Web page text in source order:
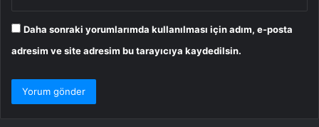
Daha sonraki yorumlarımda kullanılması için adım, e-posta
adresim ve site adresim bu tarayıcıya kaydedilsin.